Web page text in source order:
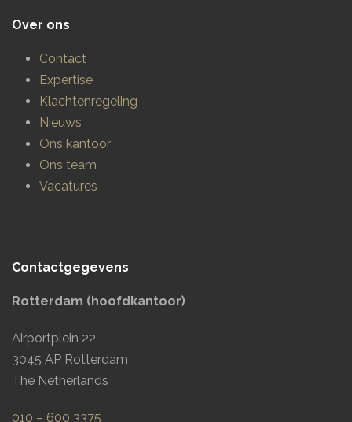
Over ons
Contact
Expertise
Klachtenregeling
Nieuws
Ons kantoor
Ons team
Vacatures
Contactgegevens
Rotterdam (hoofdkantoor)
Airportplein 22
3045 AP Rotterdam
The Netherlands
010 – 600 3375